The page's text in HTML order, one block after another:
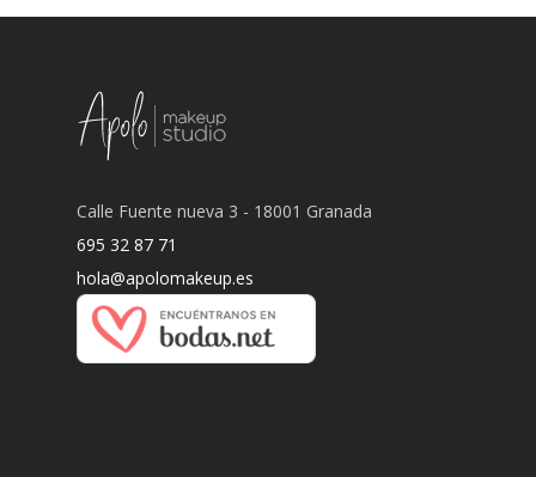
120,00 €.80,00
Calle Fuente nueva 3 - 18001 Granada
695 32 87 71
hola@apolomakeup.es